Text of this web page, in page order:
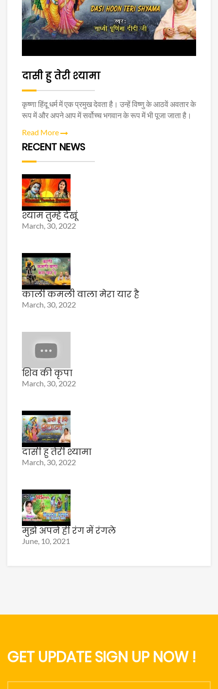
दासी हु तेरी श्यामा
कृष्णा हिंदू धर्म में एक प्रमुख देवता है। उन्हें विष्णु के आठवें अवतार के
रूप में और अपने आप में सर्वोच्च भगवान के रूप में भी पूजा जाता है।
Read More
RECENT NEWS
श्याम तुम्हे देखूं
March, 30, 2022
काली कमली वाला मेरा यार है
March, 30, 2022
शिव की कृपा
March, 30, 2022
दासी हु तेरी श्यामा
March, 30, 2022
मुझे अपने ही रंग में रंगले
June, 10, 2021
GET UPDATE SIGN UP NOW !